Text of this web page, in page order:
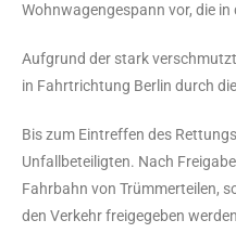
Wohnwagengespann vor, die
Aufgrund der stark
in Fahrtrichtung Berlin durch
Bis zum Eintreffen des
Unfallbeteiligten. Nach
Fahrbahn von Trümmerteilen,
den Verkehr freigegeben